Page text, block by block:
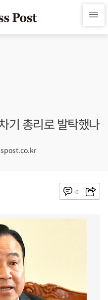
기 총리로 발탁했나
0